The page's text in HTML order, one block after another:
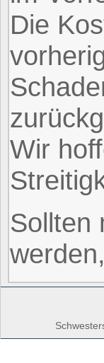
Die
Wir
Sollten